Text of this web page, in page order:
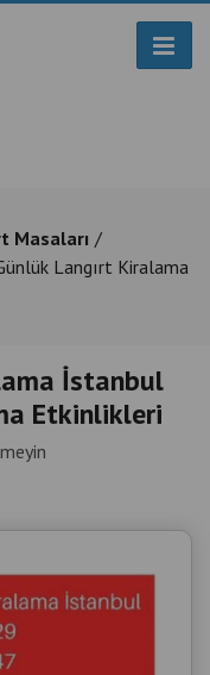
Masaları
Langırt Kiralama
İstanbul
Etkinlikleri